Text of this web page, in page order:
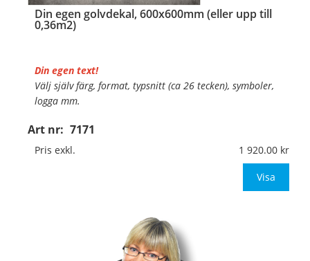
Din egen golvdekal, 600x600mm (eller upp till
0,36m2)
Art nr: 7171
Din egen text!
Välj själv färg, format, typsnitt (ca 26 tecken), symboler,
logga mm.
Material:Självhäftande, specialanpassat, halkfritt
material för golv
600x600mm (eller annat mått upp till 0,36m
Pris exkl. 1 920.00
Visa